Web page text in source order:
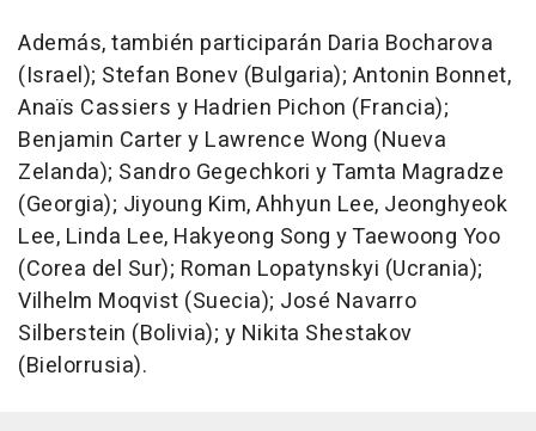
Además, también participarán Daria Bocharova
(Israel); Stefan Bonev (Bulgaria); Antonin Bonnet,
Anaïs Cassiers y Hadrien Pichon (Francia);
Benjamin Carter y Lawrence Wong (Nueva
Zelanda); Sandro Gegechkori y Tamta Magradze
(Georgia); Jiyoung Kim, Ahhyun Lee, Jeonghyeok
Lee, Linda Lee, Hakyeong Song y Taewoong Yoo
(Corea del Sur); Roman Lopatynskyi (Ucrania);
Vilhelm Moqvist (Suecia); José Navarro
Silberstein (Bolivia); y Nikita Shestakov
(Bielorrusia).